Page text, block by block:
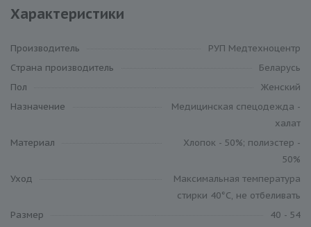
Характеристики
Производитель
РУП Медтехноцентр
Cтрана производитель
Беларусь
Пол
Женский
Назначение
Медицинская спецодежда -
халат
Материал
Хлопок - 50%; полиэстер -
50%
Уход
Максимальная температура
стирки 40°C, не отбеливать
Размер
40 - 54